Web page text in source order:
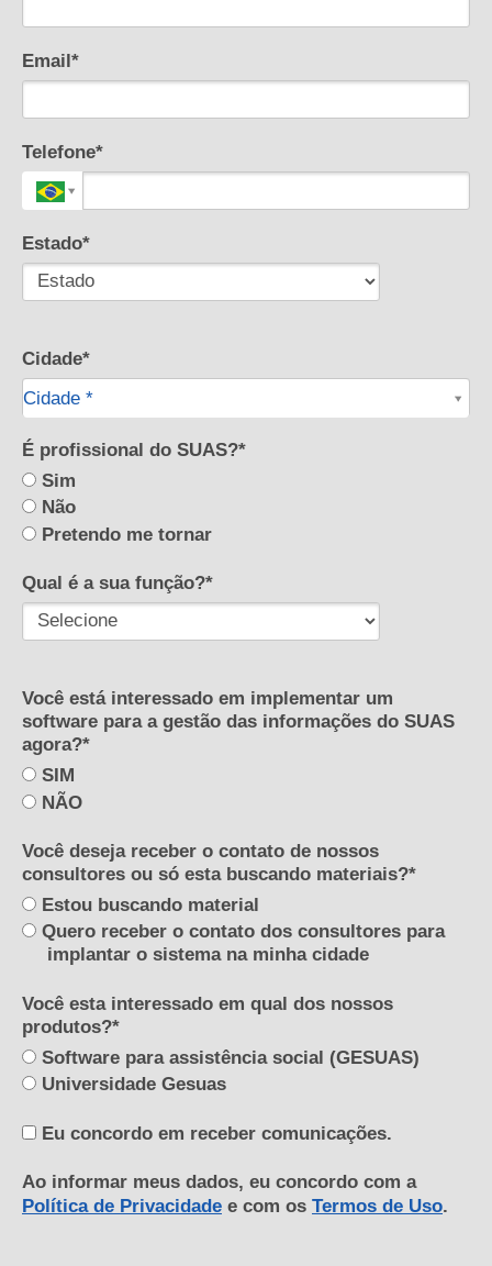
Email*
Telefone*
Estado*
Cidade*
Cidade *
Cidade*
É profissional do SUAS?*
Sim
Não
Pretendo me tornar
Qual é a sua função?*
Você está interessado em implementar um
software para a gestão das informações do SUAS
agora?*
SIM
NÃO
Você deseja receber o contato de nossos
consultores ou só esta buscando materiais?*
Estou buscando material
Quero receber o contato dos consultores para
implantar o sistema na minha cidade
Você esta interessado em qual dos nossos
produtos?*
Software para assistência social (GESUAS)
Universidade Gesuas
Eu concordo em receber comunicações.
Ao informar meus dados, eu concordo com a
Política de Privacidade e com os Termos de Uso.